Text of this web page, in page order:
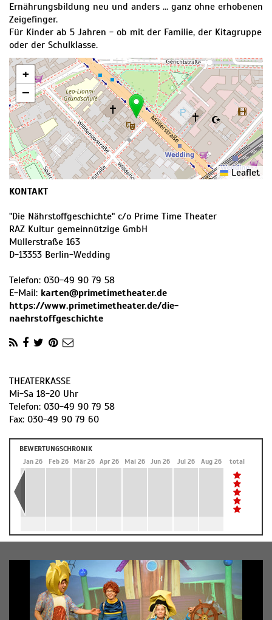
Ernährungsbildung neu und anders ... ganz ohne erhobenen
Zeigefinger.
Für Kinder ab 5 Jahren - ob mit der Familie, der Kitagruppe
oder der Schulklasse.
+
−
Leaflet
KONTAKT
"Die Nährstoffgeschichte" c/o Prime Time Theater
RAZ Kultur gemeinnützige GmbH
Müllerstraße 163
D-13353 Berlin-Wedding
Telefon: 030-49 90 79 58
E-Mail: karten@primetimetheater.de
https://www.primetimetheater.de/die-
naehrstoffgeschichte
THEATERKASSE
​Mi-Sa 18-20 Uhr
Telefon: 030-49 90 79 58
Fax: 030-49 90 79 60
BEWERTUNGSCHRONIK
Jan 26 Feb 26 Mär 26 Apr 26 Mai 26 Jun 26 Jul 26 Aug 26 total